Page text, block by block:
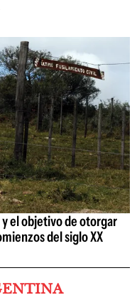
y el objetivo de otorgar
del siglo XX